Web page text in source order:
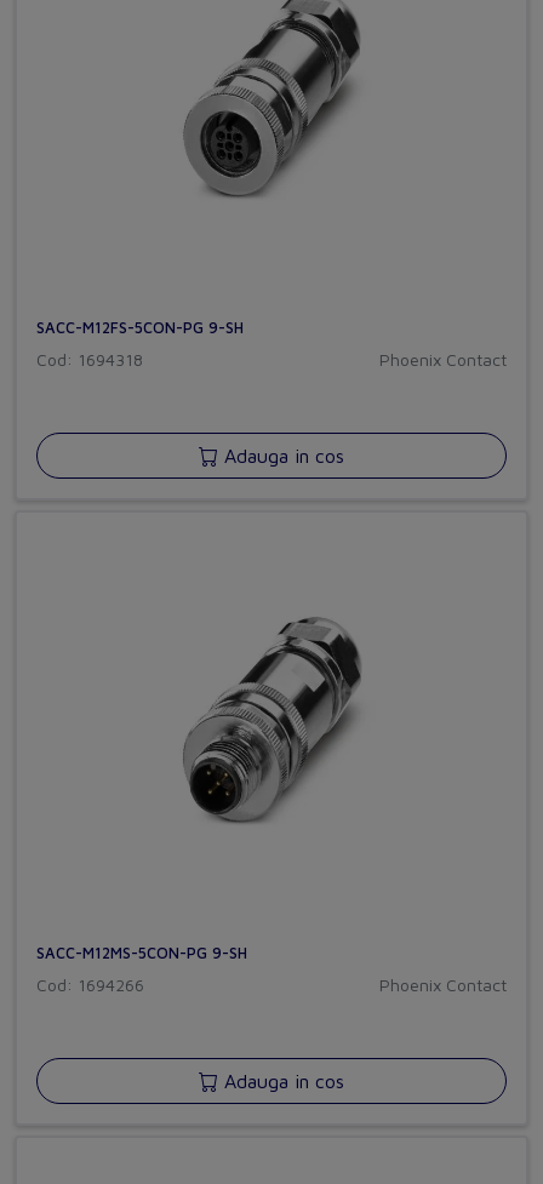
SACC-M12FS-5CON-PG 9-SH
Cod: 1694318 Phoenix Contact
Adauga in cos
SACC-M12MS-5CON-PG 9-SH
Cod: 1694266 Phoenix Contact
Adauga in cos